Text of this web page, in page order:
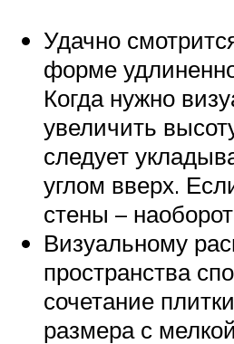
Удачно
форме
Когда нужно
увеличить
следует
углом вверх.
стены –
Визуальному
пространства
сочетание
размера с